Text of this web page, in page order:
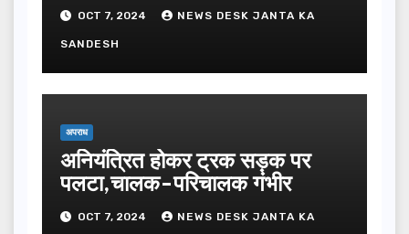
OCT 7, 2024 NEWS DESK JANTA KA
SANDESH
अपराध
अनियंत्रित होकर ट्रक सड़क पर
पलटा,चालक-परिचालक गंभीर
OCT 7, 2024 NEWS DESK JANTA KA